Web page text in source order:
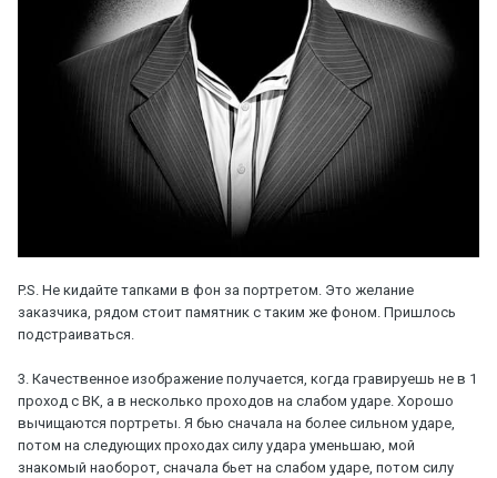
P.S. Не кидайте тапками в фон за портретом. Это желание
заказчика, рядом стоит памятник с таким же фоном. Пришлось
подстраиваться.
3. Качественное изображение получается, когда гравируешь не в 1
проход с ВК, а в несколько проходов на слабом ударе. Хорошо
вычищаются портреты. Я бью сначала на более сильном ударе,
потом на следующих проходах силу удара уменьшаю, мой
знакомый наоборот, сначала бьет на слабом ударе, потом силу